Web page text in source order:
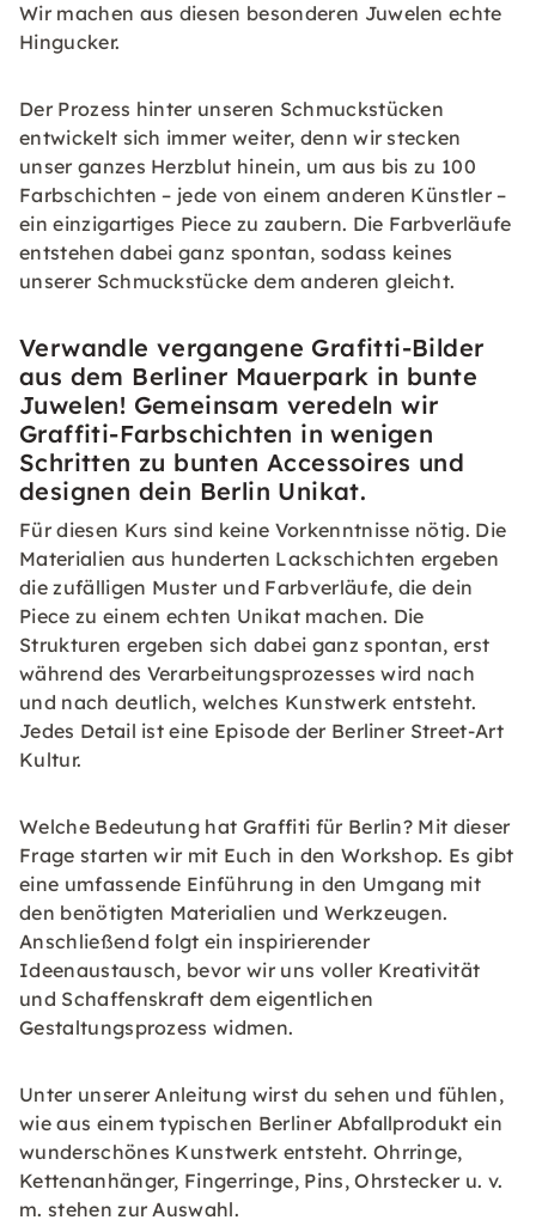
Wir machen aus diesen besonderen Juwelen echte
Hingucker.
Der Prozess hinter unseren Schmuckstücken
entwickelt sich immer weiter, denn wir stecken
unser ganzes Herzblut hinein, um aus bis zu 100
Farbschichten – jede von einem anderen Künstler –
ein einzigartiges Piece zu zaubern. Die Farbverläufe
entstehen dabei ganz spontan, sodass keines
unserer Schmuckstücke dem anderen gleicht.
Verwandle vergangene Grafitti-Bilder
aus dem Berliner Mauerpark in bunte
Juwelen! Gemeinsam veredeln wir
Graffiti-Farbschichten in wenigen
Schritten zu bunten Accessoires und
designen dein Berlin Unikat.
Für diesen Kurs sind keine Vorkenntnisse nötig. Die
Materialien aus hunderten Lackschichten ergeben
die zufälligen Muster und Farbverläufe, die dein
Piece zu einem echten Unikat machen. Die
Strukturen ergeben sich dabei ganz spontan, erst
während des Verarbeitungsprozesses wird nach
und nach deutlich, welches Kunstwerk entsteht.
Jedes Detail ist eine Episode der Berliner Street-Art
Kultur.
Welche Bedeutung hat Graffiti für Berlin? Mit dieser
Frage starten wir mit Euch in den Workshop. Es gibt
eine umfassende Einführung in den Umgang mit
den benötigten Materialien und Werkzeugen.
Anschließend folgt ein inspirierender
Ideenaustausch, bevor wir uns voller Kreativität
und Schaffenskraft dem eigentlichen
Gestaltungsprozess widmen.
Unter unserer Anleitung wirst du sehen und fühlen,
wie aus einem typischen Berliner Abfallprodukt ein
wunderschönes Kunstwerk entsteht. Ohrringe,
Kettenanhänger, Fingerringe, Pins, Ohrstecker u. v.
m. stehen zur Auswahl.